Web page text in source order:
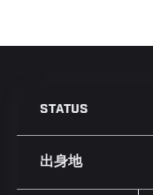
STATUS
出身地